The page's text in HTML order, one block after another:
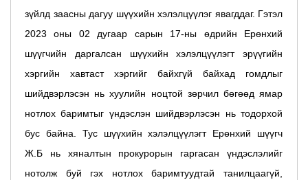
зүйлд заасны дагуу шүүхийн хэлэлцүүлэг явагддаг. Гэтэл
2023 оны 02 дугаар сарын 17-ны өдрийн Ерөнхий
шүүгчийн даргалсан шүүхийн хэлэлцүүлэгт эрүүгийн
хэргийн хавтаст хэргийг байхгүй байхад гомдлыг
шийдвэрлэсэн нь хуулийн ноцтой зөрчил бөгөөд ямар
нотлох баримтыг үндэслэн шийдвэрлэсэн нь тодорхой
бус байна. Тус шүүхийн хэлэлцүүлэгт Ерөнхий шүүгч
Ж.Б нь хяналтын прокурорын гаргасан үндэслэлийг
нотолж буй гэх нотлох баримтуудтай танилцаагүй,